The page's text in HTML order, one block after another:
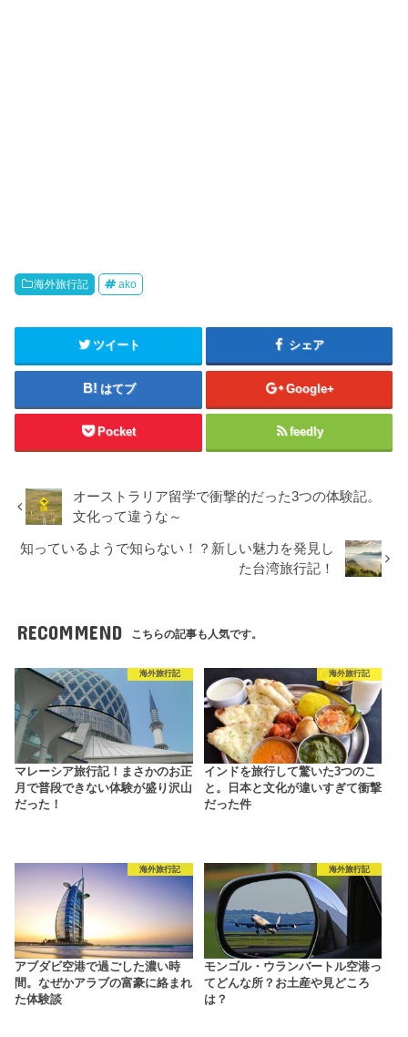
海外旅行記 ako
ツイート シェア
はてブ Google+
Pocket feedly
オーストラリア留学で衝撃的だった3つの体験記。
文化って違うな～
知っているようで知らない！？新しい魅力を発見し
た台湾旅行記！
RECOMMEND こちらの記事も人気です。
海外旅行記
マレーシア旅行記！まさかのお正
月で普段できない体験が盛り沢山
だった！
海外旅行記
インドを旅行して驚いた3つのこ
と。日本と文化が違いすぎて衝撃
だった件
海外旅行記
アブダビ空港で過ごした濃い時
間。なぜかアラブの富豪に絡まれ
た体験談
海外旅行記
モンゴル・ウランバートル空港っ
てどんな所？お土産や見どころ
は？